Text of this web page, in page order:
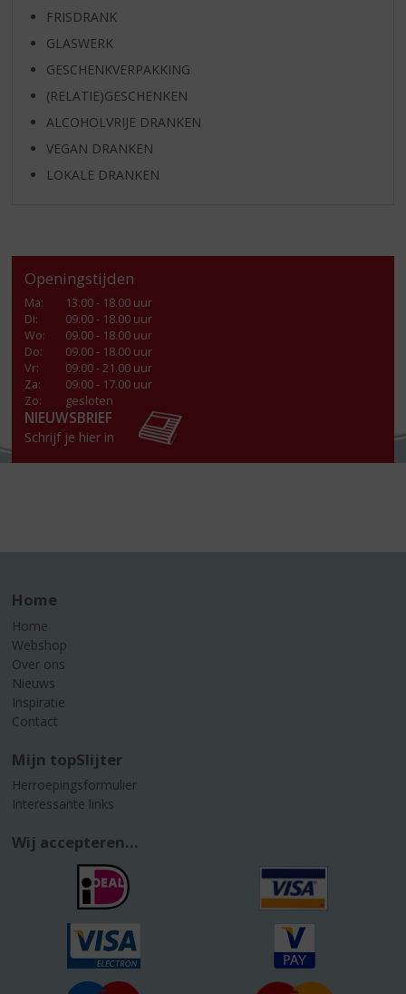
FRISDRANK
GLASWERK
GESCHENKVERPAKKING
(RELATIE)GESCHENKEN
ALCOHOLVRIJE DRANKEN
VEGAN DRANKEN
LOKALE DRANKEN
Openingstijden
Ma:
13.00 - 18.00 uur
Di:
09.00 - 18.00 uur
Wo:
09.00 - 18.00 uur
Do:
09.00 - 18.00 uur
Vr:
09.00 - 21.00 uur
Za:
09.00 - 17.00 uur
Zo:
gesloten
NIEUWSBRIEF
Schrijf je hier in
Home
Home
Webshop
Over ons
Nieuws
Inspiratie
Contact
Mijn topSlijter
Herroepingsformulier
Interessante links
Wij accepteren...